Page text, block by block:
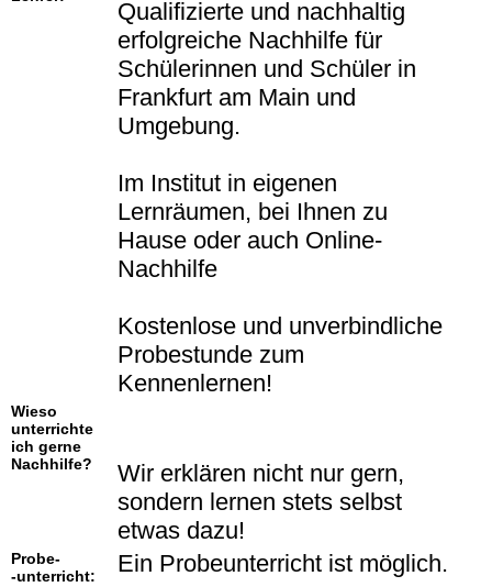
Qualifizierte und nachhaltig
erfolgreiche Nachhilfe für
Schülerinnen und Schüler in
Frankfurt am Main und
Umgebung.
Im Institut in eigenen
Lernräumen, bei Ihnen zu
Hause oder auch Online-
Nachhilfe
Kostenlose und unverbindliche
Probestunde zum
Kennenlernen!
Wieso
unterrichte
ich gerne
Nachhilfe?
Wir erklären nicht nur gern,
sondern lernen stets selbst
etwas dazu!
Probe-
-unterricht:
Ein Probeunterricht ist möglich.